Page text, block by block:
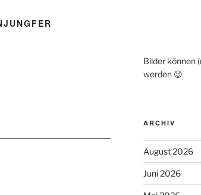
Bilder können
werden 😉
ARCHIV
August 2026
Juni 2026